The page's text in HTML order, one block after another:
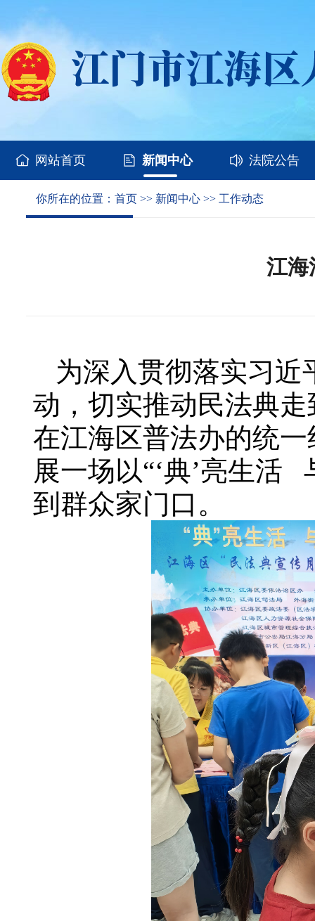
网站首页 新闻中心 法院公告
你所在的位置： 首页 >> 新闻中心 >> 工作动态
江海
为深入贯彻落实习
动，切实推动民法典
在江海区普法办的统
展一场以“‘典’亮生活
到群众家门口。